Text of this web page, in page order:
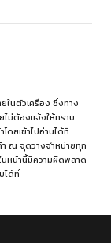
นตัวเครื่อง ซึ่งทาง
ไม่ต้องแจ้งให้ทราบ
ดยเข้าไปอ่านได้ที่
า ณ จุดวางจำหน่ายทุก
นหน้านี้มีความผิดพลาด
ได้ที่